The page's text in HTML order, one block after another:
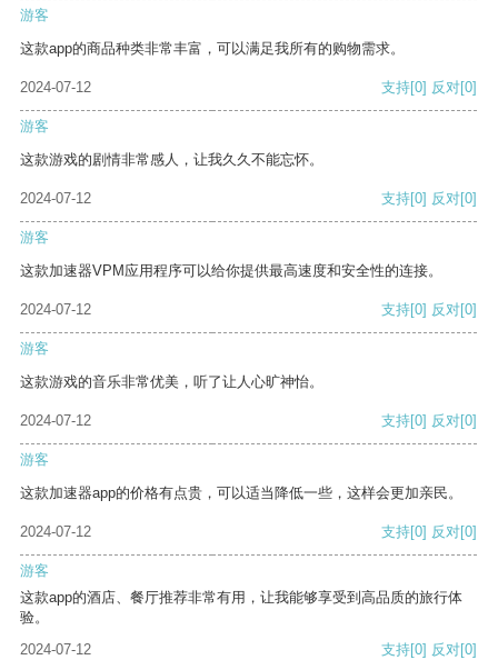
游客
这款app的商品种类非常丰富，可以满足我所有的购物需求。
2024-07-12 支持[0] 反对[0]
游客
这款游戏的剧情非常感人，让我久久不能忘怀。
2024-07-12 支持[0] 反对[0]
游客
这款加速器VPM应用程序可以给你提供最高速度和安全性的连接。
2024-07-12 支持[0] 反对[0]
游客
这款游戏的音乐非常优美，听了让人心旷神怡。
2024-07-12 支持[0] 反对[0]
游客
这款加速器app的价格有点贵，可以适当降低一些，这样会更加亲民。
2024-07-12 支持[0] 反对[0]
游客
这款app的酒店、餐厅推荐非常有用，让我能够享受到高品质的旅行体
验。
2024-07-12
支持[0] 反对[0]